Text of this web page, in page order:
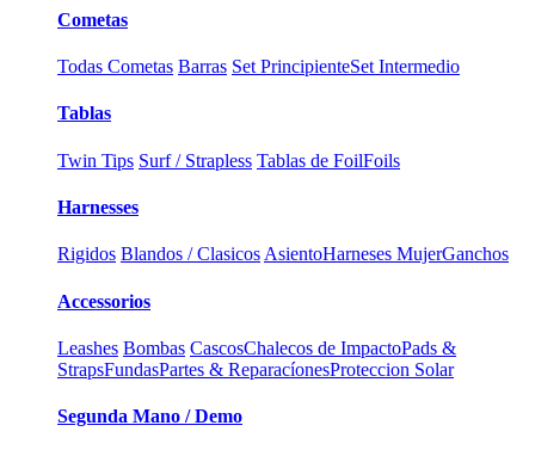
Cometas
Todas Cometas Barras Set PrincipienteSet Intermedio
Tablas
Twin Tips Surf / Strapless Tablas de FoilFoils
Harnesses
Rigidos Blandos / Clasicos AsientoHarneses MujerGanchos
Accessorios
Leashes Bombas CascosChalecos de ImpactoPads &
StrapsFundasPartes & ReparacíonesProteccion Solar
Segunda Mano / Demo